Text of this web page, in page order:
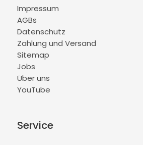
Impressum
AGBs
Datenschutz
Zahlung und Versand
Sitemap
Jobs
Über uns
YouTube
Service